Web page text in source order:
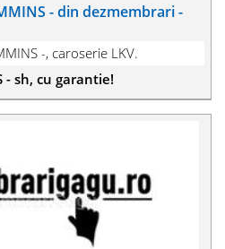
- din dezmembrari -
-, caroserie LKV.
- sh, cu garantie!